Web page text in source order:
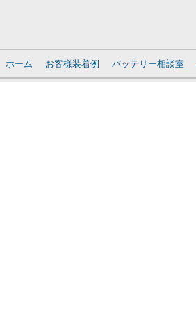
ホーム お客様装着例 バッテリー相談室